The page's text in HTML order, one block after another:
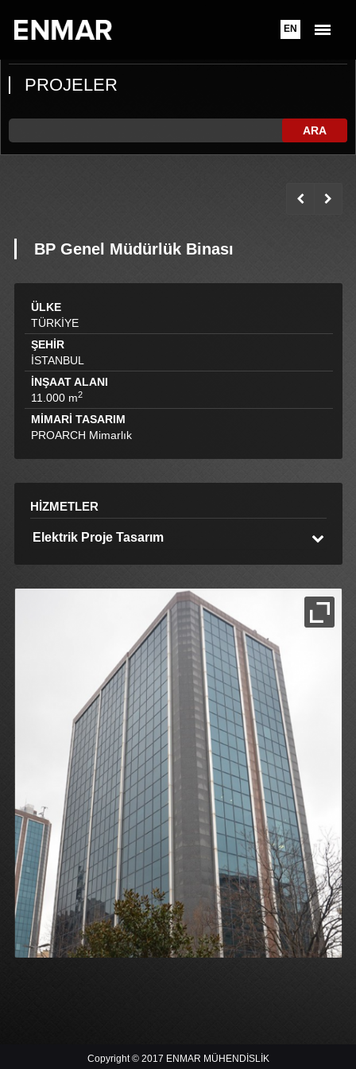
EN
PROJELER
ARA
BP Genel Müdürlük Binası
ÜLKE
TÜRKİYE
ŞEHİR
İSTANBUL
İNŞAAT ALANI
11.000 m2
MİMARİ TASARIM
PROARCH Mimarlık
HİZMETLER
Elektrik Proje Tasarım
Copyright © 2017 ENMAR MÜHENDİSLİK